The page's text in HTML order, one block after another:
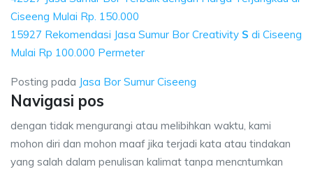
Ciseeng Mulai Rp. 150.000
15927 Rekomendasi Jasa Sumur Bor Creativity S di Ciseeng
Mulai Rp 100.000 Permeter
Posting pada Jasa Bor Sumur Ciseeng
Navigasi pos
dengan tidak mengurangi atau melibihkan waktu, kami
mohon diri dan mohon maaf jika terjadi kata atau tindakan
yang salah dalam penulisan kalimat tanpa mencntumkan